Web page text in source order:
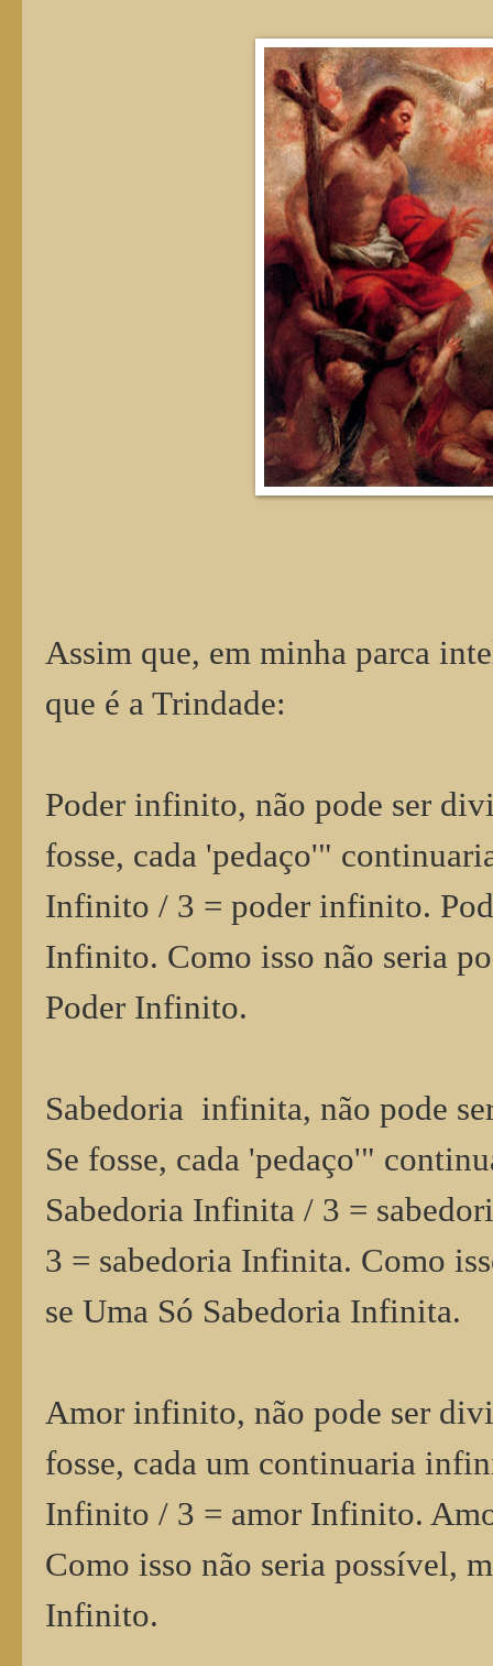
Assim que, em minha parca
que é a Trindade:
Poder infinito, não pode ser
fosse, cada 'pedaço'"
Infinito / 3 = poder infinito.
Infinito. Como isso não seria
Poder Infinito.
Sabedoria infinita, não pode
Se fosse, cada 'pedaço'"
Sabedoria Infinita / 3 =
3 = sabedoria Infinita. Como
se Uma Só Sabedoria Infinita.
Amor infinito, não pode ser
fosse, cada um continuaria
Infinito / 3 = amor Infinito.
Como isso não seria possível,
Infinito.